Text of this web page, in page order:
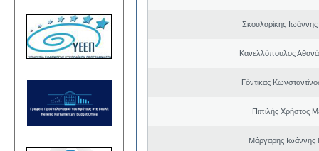
Σκουλαρίκης
Κανελλόπουλος
Γόντικας
Πιπιλής Χρήστος
Μάργαρης Ιωάννης